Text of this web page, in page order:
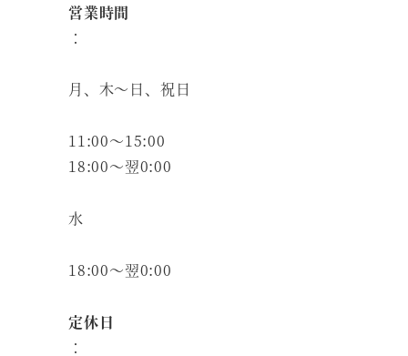
営業時間
：
月、木～日、祝日
11:00～15:00
18:00～翌0:00
水
18:00～翌0:00
定休日
：